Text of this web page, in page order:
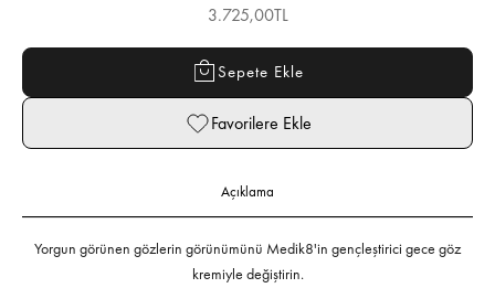
İndirimli fiyat
3.725,00TL
Sepete Ekle
Favorilere Ekle
Açıklama
Yorgun görünen gözlerin görünümünü Medik8'in gençleştirici gece göz
kremiyle değiştirin.